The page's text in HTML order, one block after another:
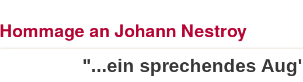
Hommage an Johann Nestroy
"...ein sprechendes